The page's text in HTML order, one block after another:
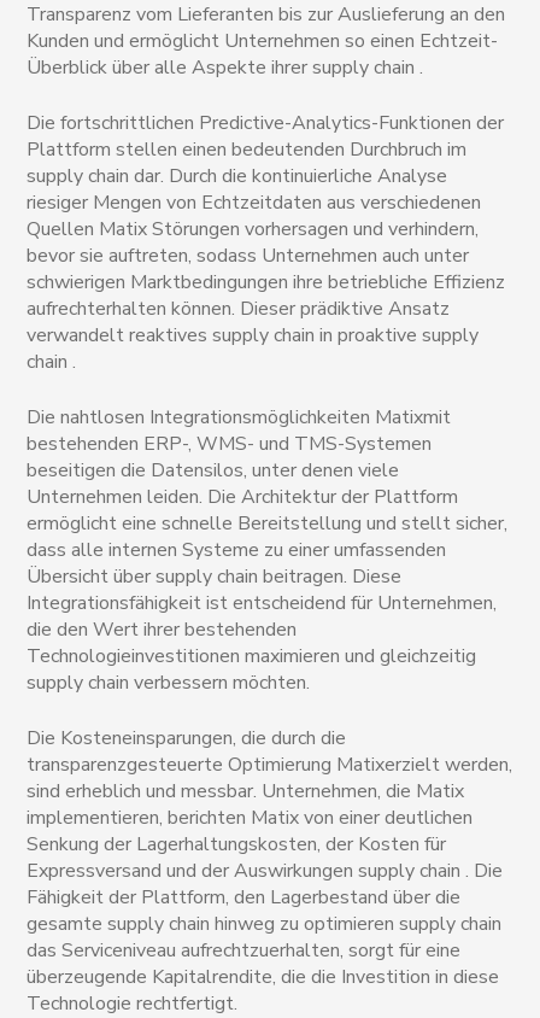
Transparenz vom Lieferanten bis zur Auslieferung an den
Kunden und ermöglicht Unternehmen so einen Echtzeit-
Überblick über alle Aspekte ihrer supply chain .
Die fortschrittlichen Predictive-Analytics-Funktionen der
Plattform stellen einen bedeutenden Durchbruch im
supply chain dar. Durch die kontinuierliche Analyse
riesiger Mengen von Echtzeitdaten aus verschiedenen
Quellen Matix Störungen vorhersagen und verhindern,
bevor sie auftreten, sodass Unternehmen auch unter
schwierigen Marktbedingungen ihre betriebliche Effizienz
aufrechterhalten können. Dieser prädiktive Ansatz
verwandelt reaktives supply chain in proaktive supply
chain .
Die nahtlosen Integrationsmöglichkeiten Matixmit
bestehenden ERP-, WMS- und TMS-Systemen
beseitigen die Datensilos, unter denen viele
Unternehmen leiden. Die Architektur der Plattform
ermöglicht eine schnelle Bereitstellung und stellt sicher,
dass alle internen Systeme zu einer umfassenden
Übersicht über supply chain beitragen. Diese
Integrationsfähigkeit ist entscheidend für Unternehmen,
die den Wert ihrer bestehenden
Technologieinvestitionen maximieren und gleichzeitig
supply chain verbessern möchten.
Die Kosteneinsparungen, die durch die
transparenzgesteuerte Optimierung Matixerzielt werden,
sind erheblich und messbar. Unternehmen, die Matix
implementieren, berichten Matix von einer deutlichen
Senkung der Lagerhaltungskosten, der Kosten für
Expressversand und der Auswirkungen supply chain . Die
Fähigkeit der Plattform, den Lagerbestand über die
gesamte supply chain hinweg zu optimieren supply chain
das Serviceniveau aufrechtzuerhalten, sorgt für eine
überzeugende Kapitalrendite, die die Investition in diese
Technologie rechtfertigt.